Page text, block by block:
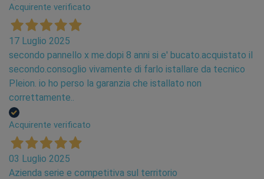
La scabrezza interna è ridotta, minimizzando le
perdite di carico, e
flessibilità anche a basse temperature.
Protezione
La struttura dei tubi per impianti di riscaldamento
•Strato interno in PE-RT, un polietilene a
resistenza termica migliorata non reticolato con
superficie interna liscia.
Acquirente verificato
17 Luglio 2025
secondo pannello x me.dopi 8 anni si e' bucato.acquistato il
secondo.consoglio vivamente di farlo istallare da tecnico
Pleion. io ho perso la garanzia che istallato non
correttamente..
Acquirente verificato
03 Luglio 2025
Azienda serie e competitiva sul territorio